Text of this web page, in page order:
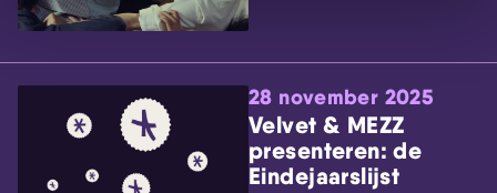
28 november 2025
Velvet & MEZZ
presenteren: de
Eindejaarslijst